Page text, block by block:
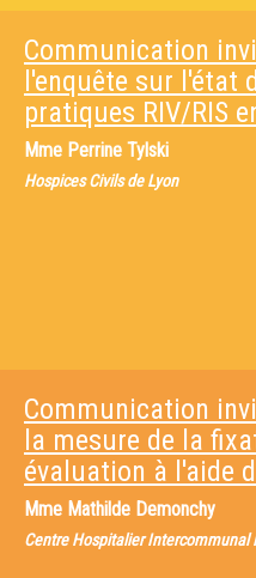
Communication
l'enquête sur l'état
pratiques RIV/RIS
Mme Perrine Tylski
Hospices Civils de Lyon
Communication
la mesure de la
évaluation à l'aide
Mme Mathilde Demonchy
Centre Hospitalier Intercommunal